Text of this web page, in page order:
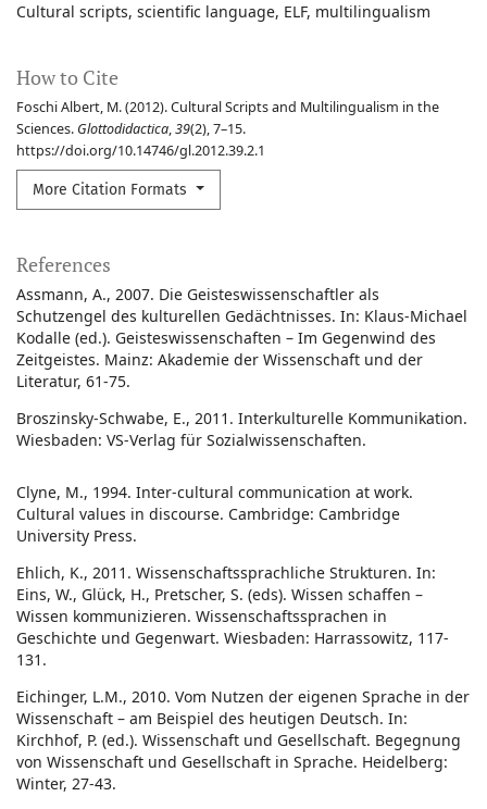
Cultural scripts scientific language ELF multilingualism
How to Cite
Foschi Albert, M. (2012). Cultural Scripts and Multilingualism in the
Sciences. Glottodidactica,39(2), 7–15.
https://doi.org/10.14746/gl.2012.39.2.1
More Citation Formats
References
Assmann, A., 2007. Die Geisteswissenschaftler als
Schutzengel des kulturellen Gedächtnisses. In: Klaus-Michael
Kodalle (ed.). Geisteswissenschaften – Im Gegenwind des
Zeitgeistes. Mainz: Akademie der Wissenschaft und der
Literatur, 61-75.
Broszinsky-Schwabe, E., 2011. Interkulturelle Kommunikation.
Wiesbaden: VS-Verlag für Sozialwissenschaften.
Clyne, M., 1994. Inter-cultural communication at work.
Cultural values in discourse. Cambridge: Cambridge
University Press.
Ehlich, K., 2011. Wissenschaftssprachliche Strukturen. In:
Eins, W., Glück, H., Pretscher, S. (eds). Wissen schaffen –
Wissen kommunizieren. Wissenschaftssprachen in
Geschichte und Gegenwart. Wiesbaden: Harrassowitz, 117-
131.
Eichinger, L.M., 2010. Vom Nutzen der eigenen Sprache in der
Wissenschaft – am Beispiel des heutigen Deutsch. In:
Kirchhof, P. (ed.). Wissenschaft und Gesellschaft. Begegnung
von Wissenschaft und Gesellschaft in Sprache. Heidelberg:
Winter, 27-43.